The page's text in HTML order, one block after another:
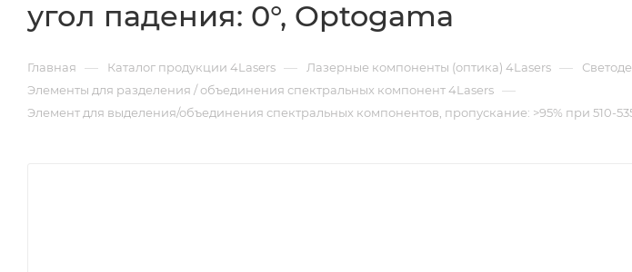
угол падения: 0°, Optogama
Главная — Каталог продукции 4Lasers — Лазерные компоненты (оптика) 4Lasers —
Элементы для разделения / объединения спектральных компонент 4Lasers —
Элемент для выделения/объединения спектральных компонентов, пропускание: >95% при 510-